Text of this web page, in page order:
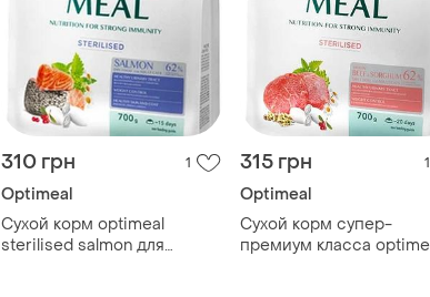
310 грн 1
Optimeal
Сухой корм optimeal
sterilised salmon для
315 грн 1
Optimeal
Сухой корм супер-
премиум класса